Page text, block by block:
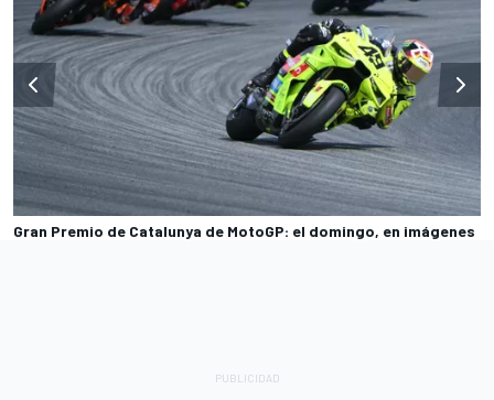
Gran Premio de Catalunya de MotoGP: el domingo, en imágenes